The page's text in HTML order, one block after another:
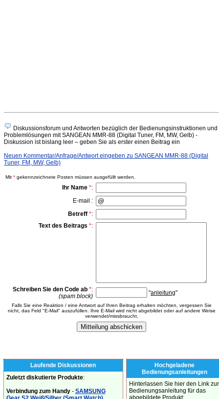
Diskussionsforum und Antworten bezüglich der Bedienungsinstruktionen und
Problemlösungen mit SANGEAN MMR-88 (Digital Tuner, FM, MW, Gelb) -
Diskussion ist bislang leer – geben Sie als erster einen Beitrag ein
Neuen Kommentar/Anfrage/Antwort eingeben zu SANGEAN MMR-88 (Digital
Tuner, FM, MW, Gelb)
Mit * gekennzeichnete Posten müssen ausgefüllt werden.
Ihr Name *:
E-mail :
Betreff *:
Text des Beitrags *:
Schreiben Sie den Code ab *:
(spam block)
"anleitung"
Falls Sie eine Reaktion / eine Antwort auf Ihren Beitrag erhalten möchten, vergessen Sie
nicht, das Feld "E-Mail" auszufüllen. Ihre E-Mail wird nicht abgebildet oder auf andere Weise
verwendet/missbraucht.
Laufende Diskussionen
Zuletzt diskutierte Produkte:
Verbindung zum Handy- SAMSUNG
Hochgeladene
Bedienungsanleitungen
Hinterlassen Sie hier den Link zur
Bedienungsanleitung für das
abgebildete Produkt: